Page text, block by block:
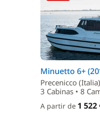
Minuetto 6+
Precenicco (Italia)
3 Cabinas • 8
A partir de 1 522